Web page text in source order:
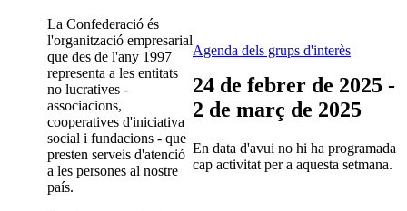
La Confederació és
l'organització empresarial
que des de l'any 1997
representa a les entitats
no lucratives -
associacions,
cooperatives d'iniciativa
social i fundacions - que
presten serveis d'atenció
a les persones al nostre
país.
Agenda dels grups d'interès
24 de febrer de 2025 -
2 de març de 2025
En data d'avui no hi ha programada
cap activitat per a aquesta setmana.